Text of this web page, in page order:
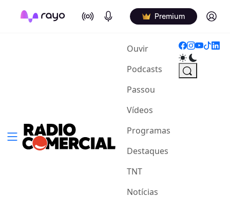
On Air Podcasts Premium Log in
Ouvir(current)
Podcasts
Passou
Vídeos
Programas
Destaques
TNT
Notícias